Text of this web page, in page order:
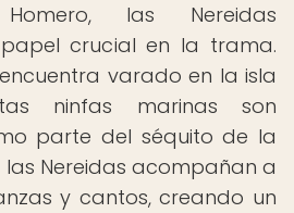
las Nereidas
crucial en la trama.
varado en la isla
ninfas marinas son
parte del séquito de la
las Nereidas acompañan a
y cantos, creando un